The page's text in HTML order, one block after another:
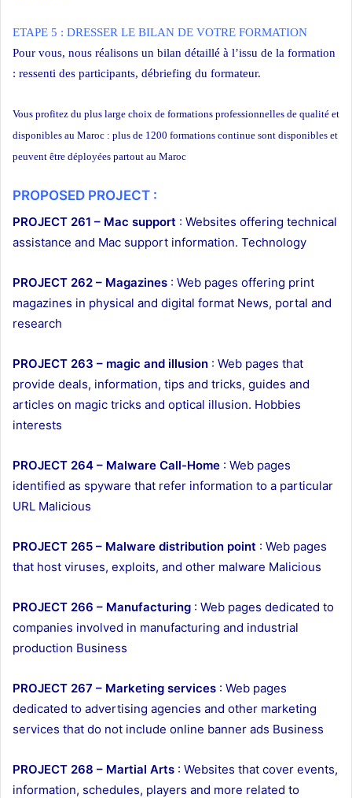
ETAPE 5 : DRESSER LE BILAN DE VOTRE FORMATION
Pour vous, nous réalisons un bilan détaillé à l’issu de la formation
: ressenti des participants, débriefing du formateur.
Vous profitez du plus large choix de formations professionnelles de qualité et
disponibles au Maroc : plus de 1200 formations continue sont disponibles et
peuvent être déployées partout au Maroc
PROPOSED PROJECT :
PROJECT 261 – Mac support : Websites offering technical
assistance and Mac support information. Technology
PROJECT 262 – Magazines : Web pages offering print
magazines in physical and digital format News, portal and
research
PROJECT 263 – magic and illusion : Web pages that
provide deals, information, tips and tricks, guides and
articles on magic tricks and optical illusion. Hobbies
interests
PROJECT 264 – Malware Call-Home : Web pages
identified as spyware that refer information to a particular
URL Malicious
PROJECT 265 – Malware distribution point : Web pages
that host viruses, exploits, and other malware Malicious
PROJECT 266 – Manufacturing : Web pages dedicated to
companies involved in manufacturing and industrial
production Business
PROJECT 267 – Marketing services : Web pages
dedicated to advertising agencies and other marketing
services that do not include online banner ads Business
PROJECT 268 – Martial Arts : Websites that cover events,
information, schedules, players and more related to